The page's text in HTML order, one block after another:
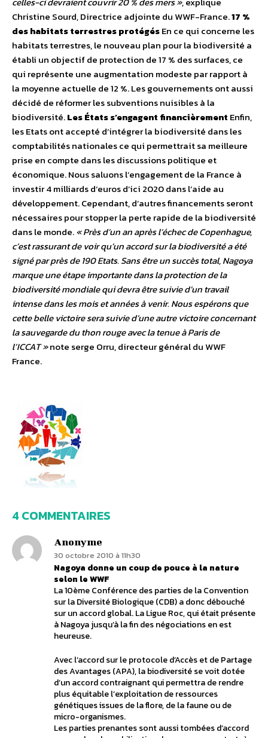
Christine Sourd, Directrice adjointe du WWF-France.17 %
des habitats terrestres protégésEn ce qui concerne les
habitats terrestres, le nouveau plan pour la biodiversité a
établi un objectif de protection de 17 % des surfaces, ce
qui représente une augmentation modeste par rapport à
la moyenne actuelle de 12 %. Les gouvernements ont aussi
décidé de réformer les subventions nuisibles à la
biodiversité.Les États s’engagent financièrement Enfin,
les Etats ont accepté d’intégrer la biodiversité dans les
comptabilités nationales ce qui permettrait sa meilleure
prise en compte dans les discussions politique et
économique. Nous saluons l’engagement de la France à
investir 4 milliards d‘euros d’ici 2020 dans l’aide au
développement. Cependant, d’autres financements seront
nécessaires pour stopper la perte rapide de la biodiversité
dans le monde.« Près d’un an après l’échec de Copenhague,
c’est rassurant de voir qu’un accord sur la biodiversité a été
signé par près de 190 Etats. Sans être un succès total, Nagoya
marque une étape importante dans la protection de la
biodiversité mondiale qui devra être suivie d’un travail
intense dans les mois et années à venir. Nous espérons que
cette belle victoire sera suivie d’une autre victoire concernant
la sauvegarde du thon rouge avec la tenue à Paris de
l’ICCAT »note serge Orru, directeur général du WWF
France.
4 COMMENTAIRES
Anonyme
30 octobre 2010 à 11h30
Nagoya donne un coup de pouce à la nature
selon le WWF
La 10ème Conférence des parties de la Convention
sur la Diversité Biologique (CDB) a donc débouché
sur un accord global. La Ligue Roc, qui était présente
à Nagoya jusqu’à la fin des négociations en est
heureuse.
Avec l’accord sur le protocole d’Accès et de Partage
des Avantages (APA), la biodiversité se voit dotée
d’un accord contraignant qui permettra de rendre
plus équitable l’exploitation de ressources
génétiques issues de la flore, de la faune ou de
micro-organismes.
Les parties prenantes sont aussi tombées d’accord